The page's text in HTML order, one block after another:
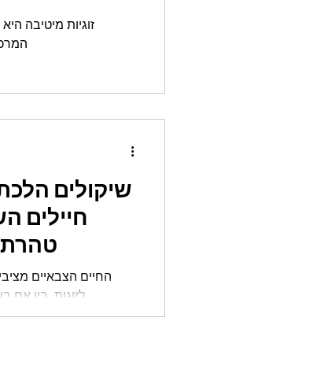
זוגיות מיטיבה
שיקולים
חיילים
החיים הצבאיים
לזוגות, בין אם
במילואים, והאופי הבלתי